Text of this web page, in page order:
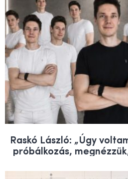
Raskó László: „Úgy
próbálkozás,